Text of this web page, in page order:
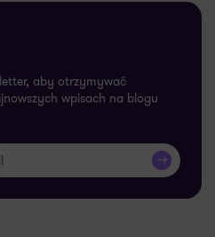
aby otrzymywać
wpisach na blogu
>>